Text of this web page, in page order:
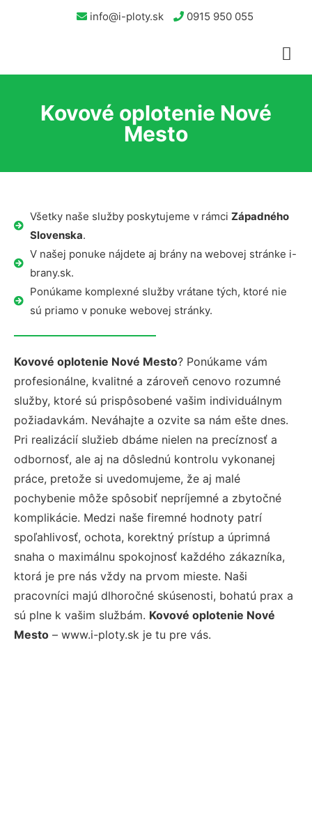
info@i-ploty.sk 0915 950 055
Kovové oplotenie Nové
Mesto
Všetky naše služby poskytujeme v rámci Západného
Slovenska.
V našej ponuke nájdete aj brány na webovej stránke i-
brany.sk.
Ponúkame komplexné služby vrátane tých, ktoré nie
sú priamo v ponuke webovej stránky.
Kovové oplotenie Nové Mesto? Ponúkame vám
profesionálne, kvalitné a zároveň cenovo rozumné
služby, ktoré sú prispôsobené vašim individuálnym
požiadavkám. Neváhajte a ozvite sa nám ešte dnes.
Pri realizácií služieb dbáme nielen na precíznosť a
odbornosť, ale aj na dôslednú kontrolu vykonanej
práce, pretože si uvedomujeme, že aj malé
pochybenie môže spôsobiť nepríjemné a zbytočné
komplikácie. Medzi naše firemné hodnoty patrí
spoľahlivosť, ochota, korektný prístup a úprimná
snaha o maximálnu spokojnosť každého zákazníka,
ktorá je pre nás vždy na prvom mieste. Naši
pracovníci majú dlhoročné skúsenosti, bohatú prax a
sú plne k vašim službám. Kovové oplotenie Nové
Mesto – www.i-ploty.sk je tu pre vás.